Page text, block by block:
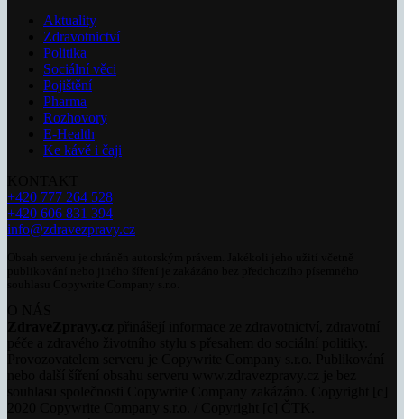
Aktuality
Zdravotnictví
Politika
Sociální věci
Pojištění
Pharma
Rozhovory
E-Health
Ke kávě i čaji
+420 777 264 528
+420 606 831 394
info@zdravezpravy.cz